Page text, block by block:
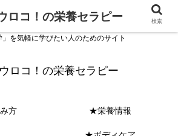
」を気軽に学びたい人のためのサイト
ロコ！の栄養セラピー
方 ★栄養情報
ロコ！の栄養セラピー 検索